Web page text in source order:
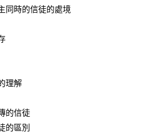
時的信徒的處境
理解
的信徒
的區別